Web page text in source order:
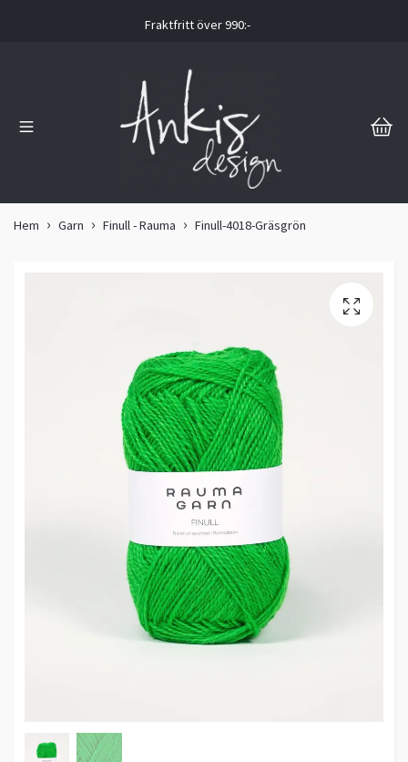
Fraktfritt över 990:-
Hem Garn Finull - Rauma Finull-4018-Gräsgrön